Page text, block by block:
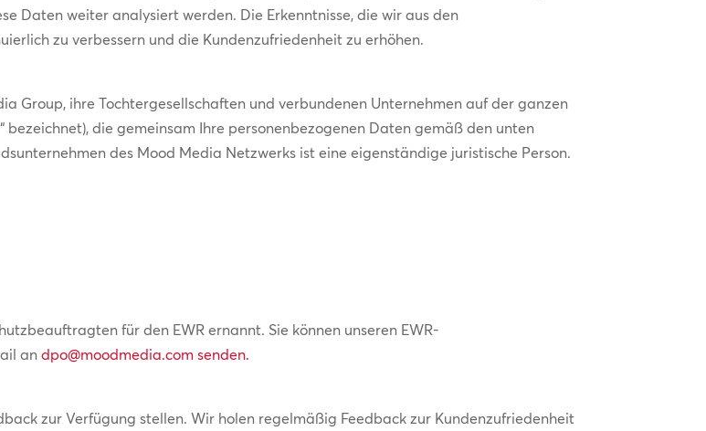
Daten weiter analysiert werden. Die Erkenntnisse, die wir aus den
zu verbessern und die Kundenzufriedenheit zu erhöhen.
Group, ihre Tochtergesellschaften und verbundenen Unternehmen auf der ganzen
bezeichnet), die gemeinsam Ihre personenbezogenen Daten gemäß den unten
des Mood Media Netzwerks ist eine eigenständige juristische Person.
für den EWR ernannt. Sie können unseren EWR-
andpo@moodmedia.com senden.
zur Verfügung stellen. Wir holen regelmäßig Feedback zur Kundenzufriedenheit